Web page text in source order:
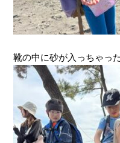
靴の中に砂が入っちゃった